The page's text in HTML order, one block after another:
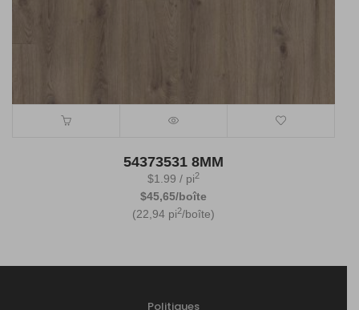
54373531 8MM
$1.99 / pi2
$45,65/boîte
(22,94 pi2/boîte)
Politiques